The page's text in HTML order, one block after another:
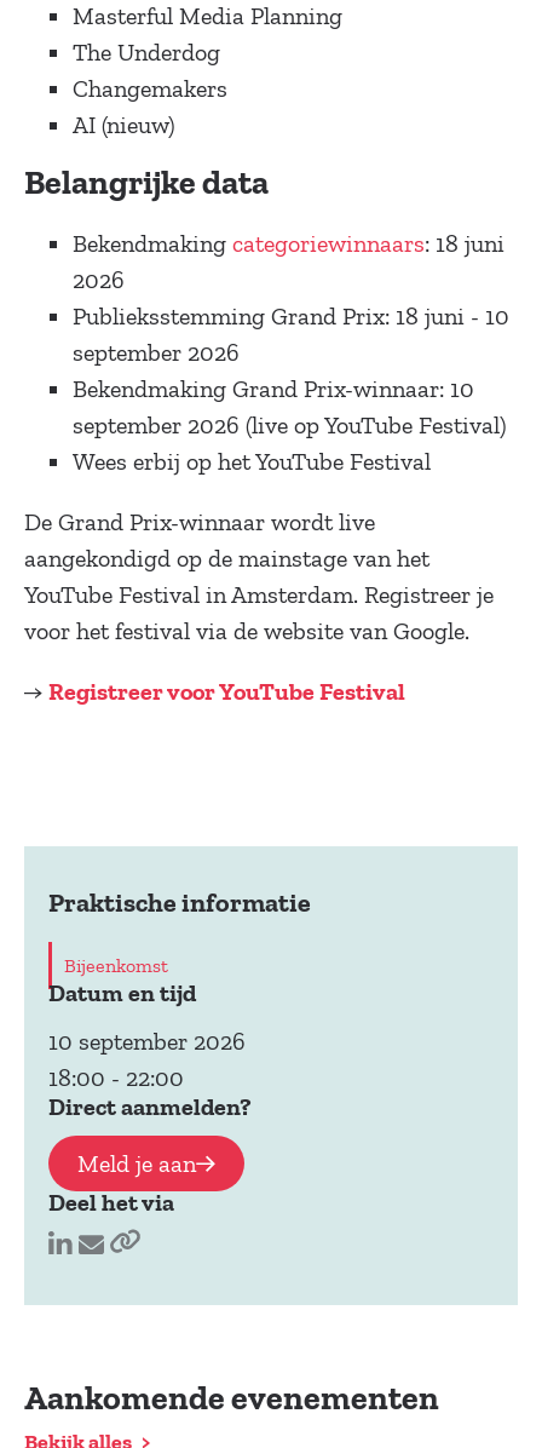
Masterful Media Planning
The Underdog
Changemakers
AI (nieuw)
Belangrijke data
Bekendmaking categoriewinnaars: 18 juni
2026
Publieksstemming Grand Prix: 18 juni - 10
september 2026
Bekendmaking Grand Prix-winnaar: 10
september 2026 (live op YouTube Festival)
Wees erbij op het YouTube Festival
De Grand Prix-winnaar wordt live
aangekondigd op de mainstage van het
YouTube Festival in Amsterdam. Registreer je
voor het festival via de website van Google.
→ Registreer voor YouTube Festival
Praktische informatie
Bijeenkomst
Datum en tijd
10 september 2026
18:00 - 22:00
Direct aanmelden?
Meld je aan
Deel het via
Aankomende evenementen
Bekijk alles